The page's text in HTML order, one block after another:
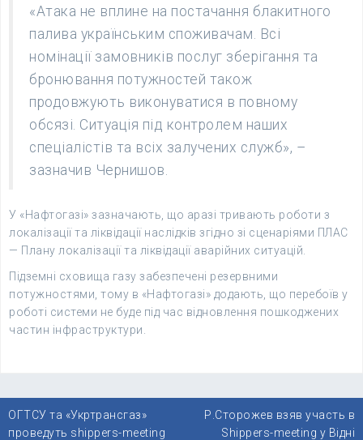
«Атака не вплине на постачання блакитного
палива українським споживачам. Всі
номінації замовників послуг зберігання та
бронювання потужностей також
продовжують виконуватися в повному
обсязі. Ситуація під контролем наших
спеціалістів та всіх залучених служб», –
зазначив Чернишов.
У «Нафтогазі» зазначають, що аразі тривають роботи з
локалізації та ліквідації наслідків згідно зі сценаріями ПЛАС
— Плану локалізації та ліквідації аварійних ситуацій.
Підземні сховища газу забезпечені резервними
потужностями, тому в «Нафтогазі» додають, що перебоїв у
роботі системи не буде під час відновлення пошкоджених
частин інфраструктури.
Навігація
записів
ОГТСУ та «Укртрансгаз»
проведуть shippers-meeting
Р.Сторожев взяв участь в
Shippers-meeting у Відні